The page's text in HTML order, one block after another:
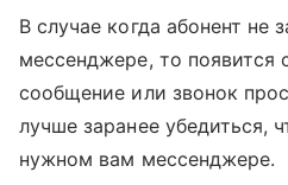
В случае когда абонент не
мессенджере, то появится
сообщение или звонок
лучше заранее убедиться,
нужном вам мессенджере.